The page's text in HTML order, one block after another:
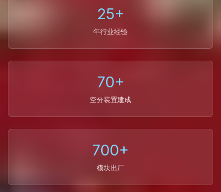
25+
年行业经验
70+
空分装置建成
700+
模块出厂